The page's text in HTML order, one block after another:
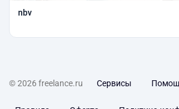
nbv
© 2026 freelance.ru Сервисы